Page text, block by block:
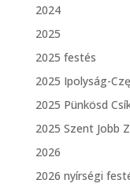
2024
2025
2025 festés
2025 Ipolyság-
2025 Pünkösd
2025 Szent Jobb
2026
2026 nyírségi